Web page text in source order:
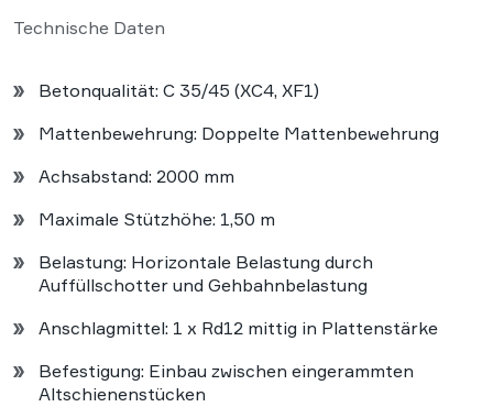
Technische Daten
Betonqualität: C 35/45 (XC4, XF1)
Mattenbewehrung: Doppelte Mattenbewehrung
Achsabstand: 2000 mm
Maximale Stützhöhe: 1,50 m
Belastung: Horizontale Belastung durch
Auffüllschotter und Gehbahnbelastung
Anschlagmittel: 1 x Rd12 mittig in Plattenstärke
Befestigung: Einbau zwischen eingerammten
Altschienenstücken